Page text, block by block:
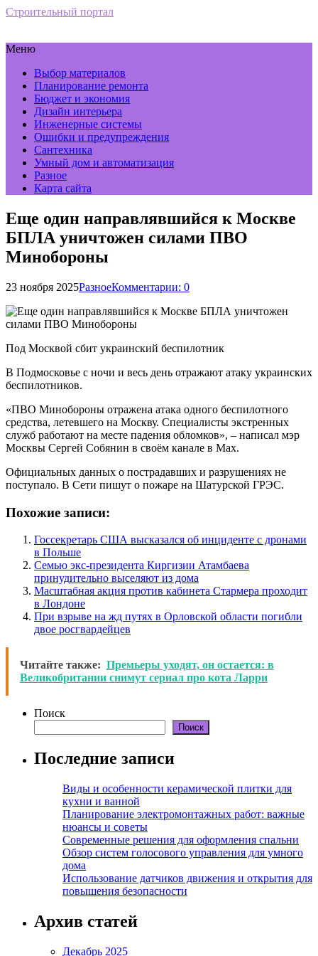
Строительный портал
Меню
Выбор материалов
Планирование ремонта
Бюджет и экономия
Дизайн интерьера
Инженерные системы
Ошибки и предупреждения
Сантехника
Умный дом и автоматизация
Разное
Карта сайта
Еще один направлявшийся к Москве
БПЛА уничтожен силами ПВО
Минобороны
23 ноября 2025РазноеКомментарии: 0
Под Москвой сбит украинский беспилотник
В Подмосковье с ночи и весь день отражают атаку украинских
беспилотников.
«ПВО Минобороны отражена атака одного беспилотного
средства, летевшего на Москву. Специалисты экстренных
служб работают на месте падения обломков», – написал мэр
Москвы Сергей Собянин в своём канале в Max.
Официальных данных о пострадавших и разрушениях не
поступало. В Сети пишут о пожаре на Шатурской ГРЭС.
Похожие записи:
Госсекретарь США высказался об инциденте с дронами
в Польше
Семью экс-президента Киргизии Атамбаева
принудительно выселяют из дома
Масштабная акция против кабинета Стармера проходит
в Лондоне
При взрыве на жд путях в Орловской области погибли
двое росгвардейцев
Читайте также: Премьеры уходят, он остается: в
Великобритании снимут сериал про кота Ларри
Поиск
Поиск
Последние записи
Виды и особенности керамической плитки для
кухни и ванной
Планирование электромонтажных работ: важные
нюансы и советы
Современные решения для оформления спальни
Обзор систем голосового управления для умного
дома
Использование датчиков движения и открытия для
повышения безопасности
Архив статей
Декабрь 2025